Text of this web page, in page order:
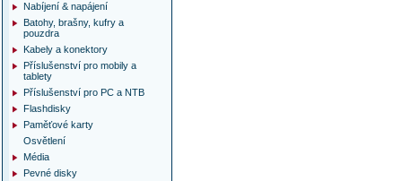
Nabíjení & napájení
Batohy, brašny, kufry a
pouzdra
Kabely a konektory
Příslušenství pro mobily a
tablety
Příslušenství pro PC a NTB
Flashdisky
Paměťové karty
Osvětlení
Média
Pevné disky